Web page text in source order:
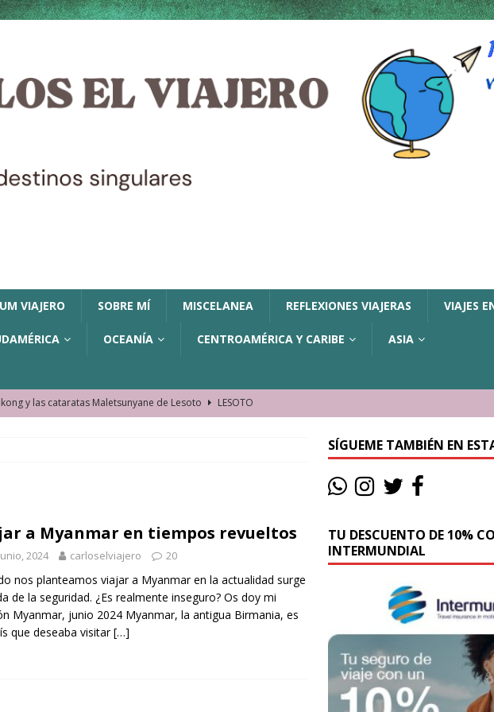
VIAJERO SOBRE MÍ MISCELANEA REFLEXIONES VIAJERAS VIAJES
OCEANÍA CENTROAMÉRICA Y CARIBE ASIA
y las cataratas Maletsunyane de Lesoto
LESOTO
La historia de la misteriosa avioneta de la playa
JAMAICA
moverse en Seychelles de manera sostenible
Manama. La capital de Baréin
BARÉIN
El barrio más castizo de Malabo GUINEA ECUATORIAL
a Myanmar en tiempos revueltos
2024 carloselviajero 20
nos planteamos viajar a Myanmar en la actualidad surge
de la seguridad. ¿Es realmente inseguro? Os doy mi
Myanmar, junio 2024 Myanmar, la antigua Birmania, es
que deseaba visitar[…]
SÍGUEME TAMBIÉN EN
TU DESCUENTO DE 10%
INTERMUNDIAL